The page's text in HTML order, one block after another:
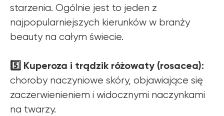
starzenia. Ogólnie jest to jeden z
najpopularniejszych kierunków w branży
beauty na całym świecie.
5️⃣ Kuperoza i trądzik różowaty (rosacea):
choroby naczyniowe skóry, objawiające się
zaczerwienieniem i widocznymi naczynkami
na twarzy.